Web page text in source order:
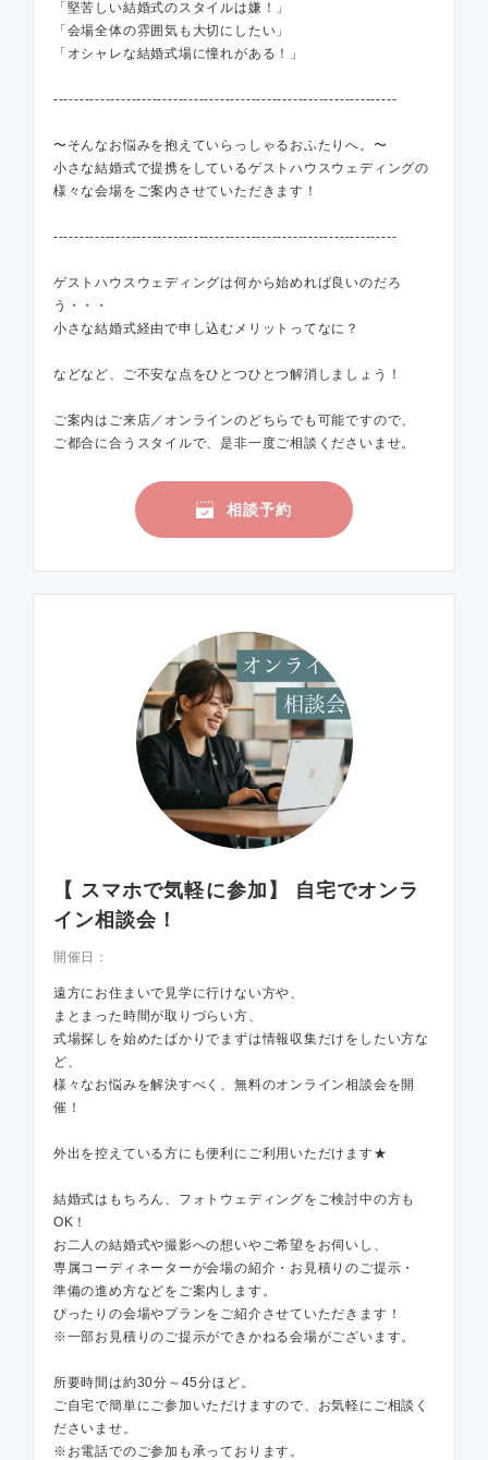
「堅苦しい結婚式のスタイルは嫌！」
「会場全体の雰囲気も大切にしたい」
「オシャレな結婚式場に憧れがある！」
------------------------------------------------------------------
〜そんなお悩みを抱えていらっしゃるおふたりへ。〜
小さな結婚式で提携をしているゲストハウスウェディングの
様々な会場をご案内させていただきます！
------------------------------------------------------------------
ゲストハウスウェディングは何から始めれば良いのだろ
う・・・
小さな結婚式経由で申し込むメリットってなに？
などなど、ご不安な点をひとつひとつ解消しましょう！
ご案内はご来店／オンラインのどちらでも可能ですので、
ご都合に合うスタイルで、是非一度ご相談くださいませ。
相談予約
【 スマホで気軽に参加】 自宅でオンラ
イン相談会！
開催日：
遠方にお住まいで見学に行けない方や、
まとまった時間が取りづらい方、
式場探しを始めたばかりでまずは情報収集だけをしたい方な
ど、
様々なお悩みを解決すべく、無料のオンライン相談会を開
催！
外出を控えている方にも便利にご利用いただけます★
結婚式はもちろん、フォトウェディングをご検討中の方も
OK！
お二人の結婚式や撮影への想いやご希望をお伺いし、
専属コーディネーターが会場の紹介・お見積りのご提示・
準備の進め方などをご案内します。
ぴったりの会場やプランをご紹介させていただきます！
※一部お見積りのご提示ができかねる会場がございます。
所要時間は約30分～45分ほど。
ご自宅で簡単にご参加いただけますので、お気軽にご相談く
ださいませ。
※お電話でのご参加も承っております。